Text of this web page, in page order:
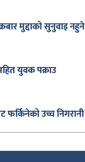
मुद्दाको सुनुवाइ नहुने
युवक पक्राउ
फर्किनेको उच्च निगरानी